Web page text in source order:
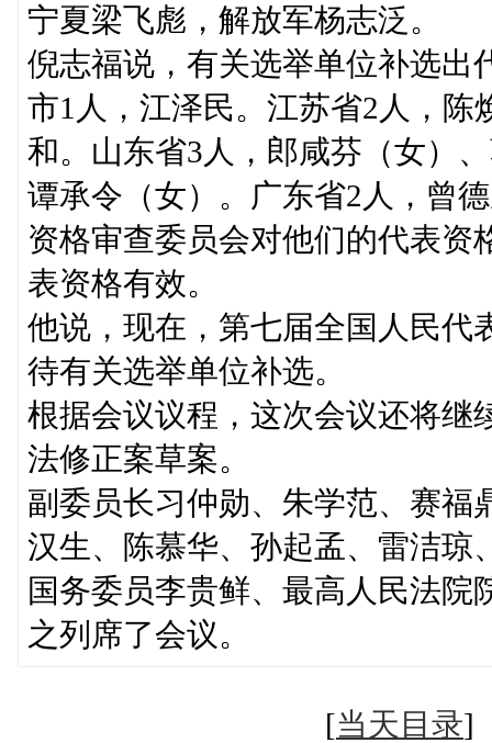
宁夏梁飞彪，解放军杨志泛。
倪志福说，有关选举单位补选出
市1人，江泽民。江苏省2人，
和。山东省3人，郎咸芬（女）
谭承令（女）。广东省2人，曾
资格审查委员会对他们的代表资
表资格有效。
他说，现在，第七届全国人民代
待有关选举单位补选。
根据会议议程，这次会议还将继
法修正案草案。
副委员长习仲勋、朱学范、赛福
汉生、陈慕华、孙起孟、雷洁琼
国务委员李贵鲜、最高人民法
之列席了会议。
[当天目录